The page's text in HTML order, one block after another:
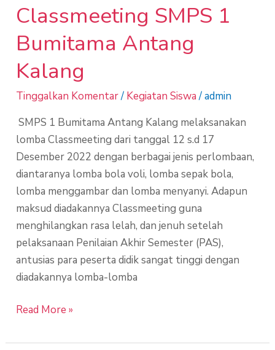
Classmeeting SMPS 1
Bumitama Antang
Kalang
Tinggalkan Komentar/ Kegiatan Siswa/admin
SMPS 1 Bumitama Antang Kalang melaksanakan
lomba Classmeeting dari tanggal 12 s.d 17
Desember 2022 dengan berbagai jenis perlombaan,
diantaranya lomba bola voli, lomba sepak bola,
lomba menggambar dan lomba menyanyi. Adapun
maksud diadakannya Classmeeting guna
menghilangkan rasa lelah, dan jenuh setelah
pelaksanaan Penilaian Akhir Semester (PAS),
antusias para peserta didik sangat tinggi dengan
diadakannya lomba-lomba
1
Antang
Kalang
Read More »